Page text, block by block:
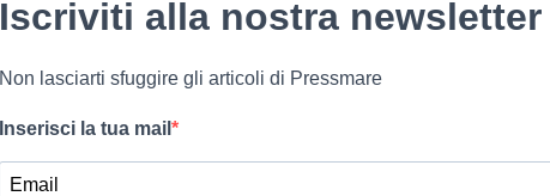
Iscriviti alla nostra newsletter
Non lasciarti sfuggire gli articoli di Pressmare
Inserisci la tua mail